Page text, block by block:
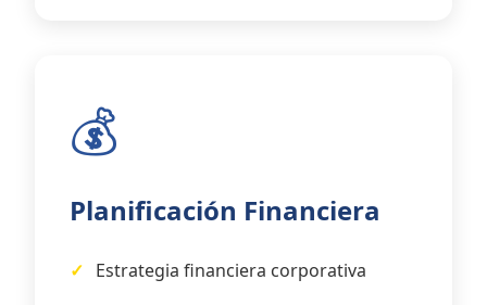
💰
Planificación Financiera
Estrategia financiera corporativa